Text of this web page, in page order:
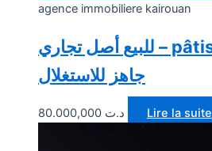
agence immobiliere kairouan
للبيع أصل تجاري – pâtisserie / cafeteria
جاهز للاستغلال
د.ت Lire la suite